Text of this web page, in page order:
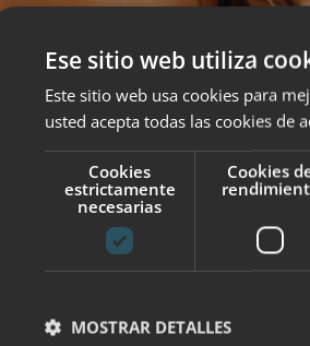
a una doble presión. Por
perfectas luciendo vestidos
La que ejercemos
que no nos gusta. Esos rasgos
que desaparecieran.
forma, a preocuparnos de
Ese sitio web utiliza
Este sitio web usa cookies para
usted acepta todas las cookies de
Cookies
estrictamente
necesarias
Cookies
MOSTRAR DETALLES